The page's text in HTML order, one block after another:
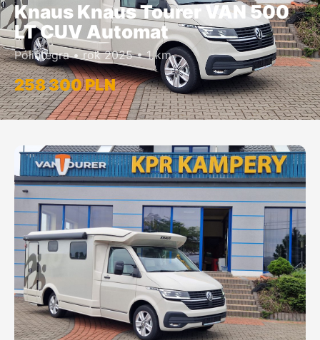
Knaus Knaus Tourer VAN 500
LT CUV Automat
Półintegra • rok 2025 • 1 km
258 300 PLN